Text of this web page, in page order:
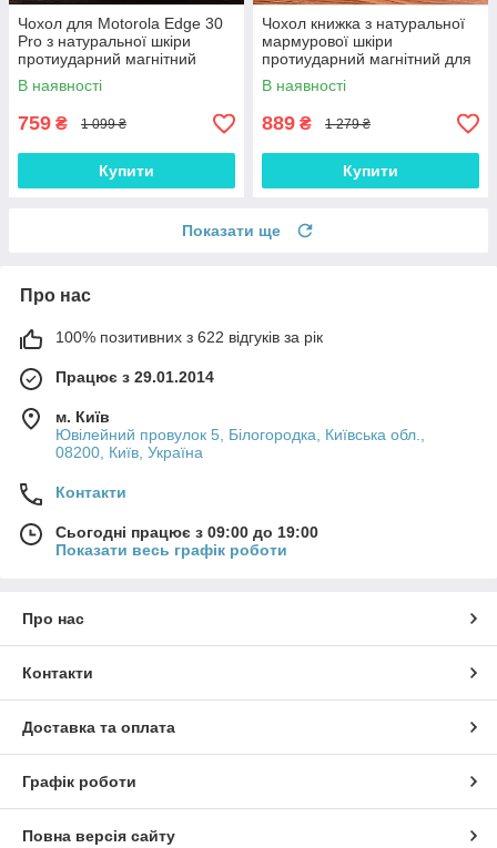
Чохол для Motorola Edge 30
Pro з натуральної шкіри
протиударний магнітний
книжка з підставкою
"VENETTA"
В наявності
759 ₴ 1 099 ₴
Купити
Чохол книжка з натуральної
мармурової шкіри
протиударний магнітний для
Motorola Edge 30 Pro
"MARBLE"
В наявності
889 ₴ 1 279 ₴
Купити
Показати ще
Про нас
100% позитивних з 622 відгуків за рік
Працює з 29.01.2014
м. Київ
Ювілейний провулок 5, Білогородка, Київська обл.,
08200, Київ, Україна
Контакти
Сьогодні працює з 09:00 до 19:00
Показати весь графік роботи
Про нас
Контакти
Доставка та оплата
Графік роботи
Повна версія сайту